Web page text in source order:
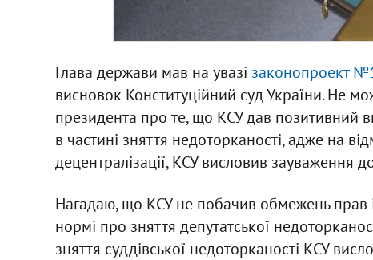
Глава держави мав на увазі законопроект
висновок Конституційний суд України. Не
президента про те, що КСУ дав позитивний
в частині зняття недоторканості, адже на
децентралізації, КСУ висловив зауваження
Нагадаю, що КСУ не побачив обмежень прав
нормі про зняття депутатської
зняття суддівської недоторканості КСУ